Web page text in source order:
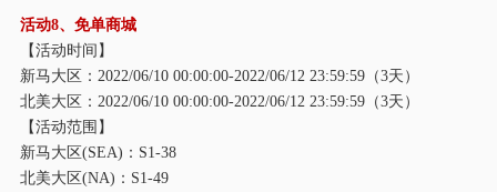
活动8、免单商城
【活动时间】
新马大区： 2022/06/10 00:00:00-2022/06/12 23:59:59（3天）
北美大区： 2022/06/10 00:00:00-2022/06/12 23:59:59（3天）
【活动范围】
新马大区(SEA)：S1-38
北美大区(NA)：S1-49